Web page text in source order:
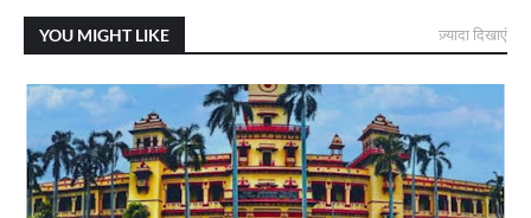
YOU MIGHT LIKE ज़्यादा दिखाएं